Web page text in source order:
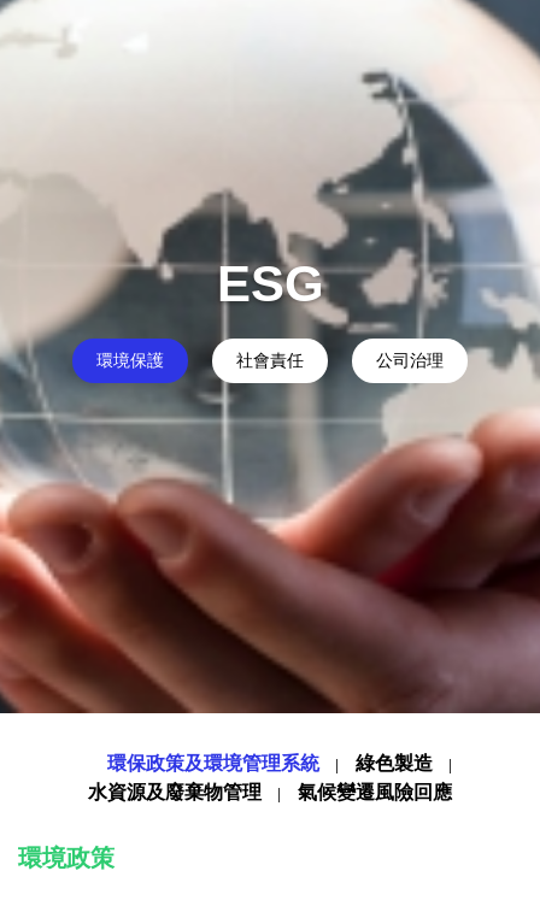
ESG
環境保護 社會責任 公司治理
環保政策及環境管理系統
綠色製造
水資源及廢棄物管理
氣候變遷風險回應
環境政策